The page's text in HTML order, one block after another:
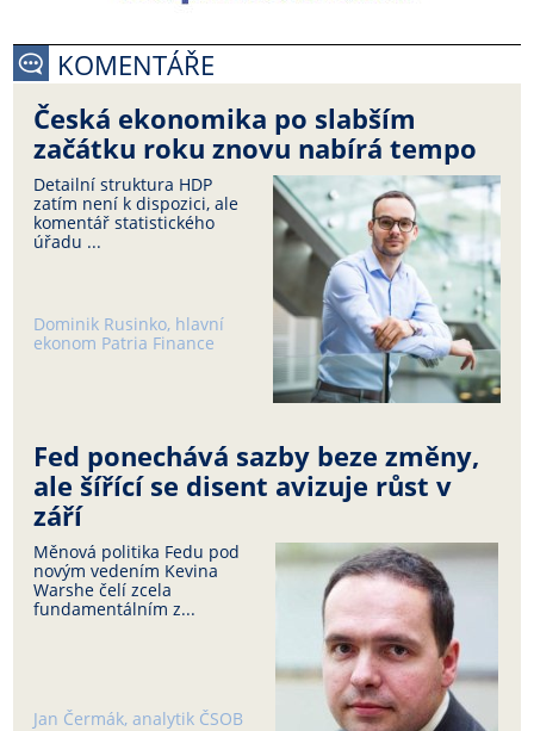
KOMENTÁŘE
Česká ekonomika po slabším
začátku roku znovu nabírá tempo
Detailní struktura HDP
zatím není k dispozici, ale
komentář statistického
úřadu ...
Dominik Rusinko, hlavní
ekonom Patria Finance
Fed ponechává sazby beze změny,
ale šířící se disent avizuje růst v
září
Měnová politika Fedu pod
novým vedením Kevina
Warshe čelí zcela
fundamentálním z...
Jan Čermák, analytik ČSOB